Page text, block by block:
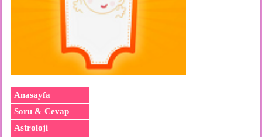
Anasayfa
Soru & Cevap
Astroloji